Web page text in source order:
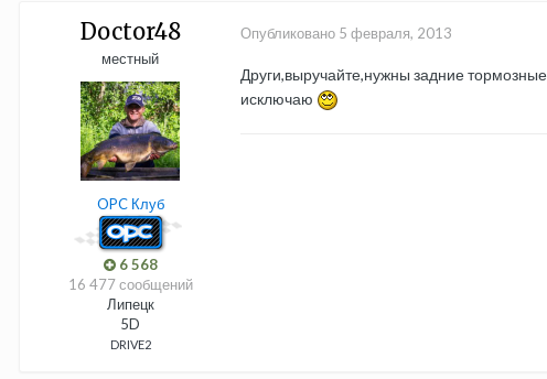
Doctor48
местный
OPC Клуб
6 568
16 477 сообщений
Липецк
5D
DRIVE2
Опубликовано 5 февраля, 2013
Други,выручайте,нужны задние
исключаю